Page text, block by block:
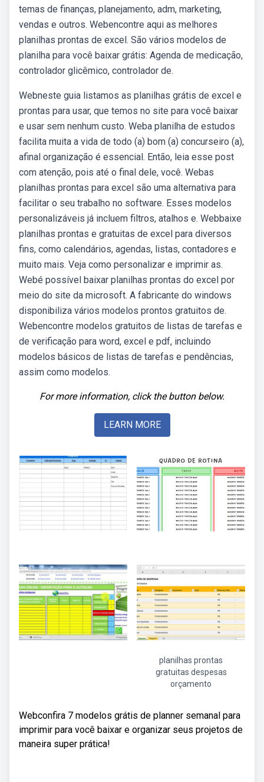
temas de finanças, planejamento, adm, marketing,
vendas e outros. Webencontre aqui as melhores
planilhas prontas de excel. São vários modelos de
planilha para você baixar grátis: Agenda de medicação,
controlador glicêmico, controlador de.
Webneste guia listamos as planilhas grátis de excel e
prontas para usar, que temos no site para você baixar
e usar sem nenhum custo. Weba planilha de estudos
facilita muita a vida de todo (a) bom (a) concurseiro (a),
afinal organização é essencial. Então, leia esse post
com atenção, pois até o final dele, você. Webas
planilhas prontas para excel são uma alternativa para
facilitar o seu trabalho no software. Esses modelos
personalizáveis já incluem filtros, atalhos e. Webbaixe
planilhas prontas e gratuitas de excel para diversos
fins, como calendários, agendas, listas, contadores e
muito mais. Veja como personalizar e imprimir as.
Webé possível baixar planilhas prontas do excel por
meio do site da microsoft. A fabricante do windows
disponibiliza vários modelos prontos gratuitos de.
Webencontre modelos gratuitos de listas de tarefas e
de verificação para word, excel e pdf, incluindo
modelos básicos de listas de tarefas e pendências,
assim como modelos.
For more information, click the button below.
LEARN MORE
planilhas prontas
gratuitas despesas
orçamento
Webconfira 7 modelos grátis de planner semanal para
imprimir para você baixar e organizar seus projetos de
maneira super prática!